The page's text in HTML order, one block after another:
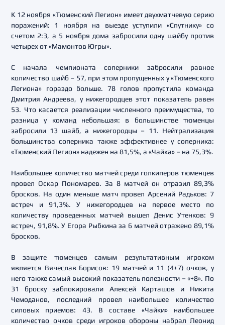
К 12 ноября «Тюменский Легион» имеет двухматчевую серию
поражений: 1 ноября на выезде уступили «Спутнику» со
счетом 2:3, а 5 ноября дома забросили одну шайбу против
четырех от «Мамонтов Югры».
С начала чемпионата соперники забросили равное
количество шайб – 57, при этом пропущенных у «Тюменского
Легиона» гораздо больше. 78 голов пропустила команда
Дмитрия Андреева, у нижегородцев этот показатель равен
53. Что касается реализации численного преимущества, то
разница у команд небольшая: в большинстве тюменцы
забросили 13 шайб, а нижегородцы – 11. Нейтрализация
большинства соперника также эффективнее у соперника:
«Тюменский Легион» надежен на 81,5%, а «Чайка» – на 75,3%.
Наибольшее количество матчей среди голкиперов тюменцев
провел Оскар Пономарев. За 8 матчей он отразил 89,3%
бросков. На один меньше матч провел Арсений Радьков: 7
встреч и 91,3%. У нижегородцев на первое место по
количеству проведенных матчей вышел Денис Утенков: 9
встреч, 91,8%. У Егора Рыбкина за 6 матчей отражено 89,1%
бросков.
В защите тюменцев самым результативным игроком
является Вячеслав Борисов: 19 матчей и 11 (4+7) очков, у
него также самый высокий показатель полезности – «+8». По
31 броску заблокировали Алексей Карташов и Никита
Чемоданов, последний провел наибольшее количество
силовых приемов: 43. В составе «Чайки» наибольшее
количество очков среди игроков обороны набрал Леонид